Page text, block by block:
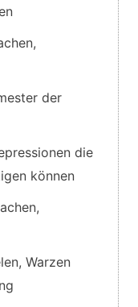
der
die
können
Warzen